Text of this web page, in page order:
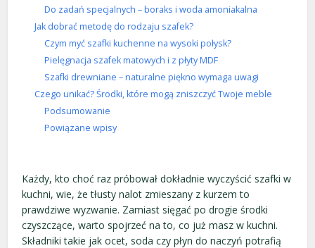
Do zadań specjalnych – boraks i woda amoniakalna
Jak dobrać metodę do rodzaju szafek?
Czym myć szafki kuchenne na wysoki połysk?
Pielęgnacja szafek matowych i z płyty MDF
Szafki drewniane – naturalne piękno wymaga uwagi
Czego unikać? Środki, które mogą zniszczyć Twoje meble
Podsumowanie
Powiązane wpisy
Każdy, kto choć raz próbował dokładnie wyczyścić szafki w
kuchni, wie, że tłusty nalot zmieszany z kurzem to
prawdziwe wyzwanie. Zamiast sięgać po drogie środki
czyszczące, warto spojrzeć na to, co już masz w kuchni.
Składniki takie jak ocet, soda czy płyn do naczyń potrafią